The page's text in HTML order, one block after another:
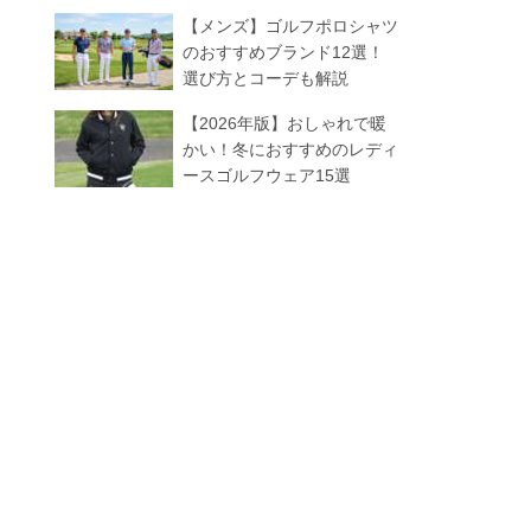
【メンズ】ゴルフポロシャツ
のおすすめブランド12選！
選び方とコーデも解説
【2026年版】おしゃれで暖
かい！冬におすすめのレディ
ースゴルフウェア15選